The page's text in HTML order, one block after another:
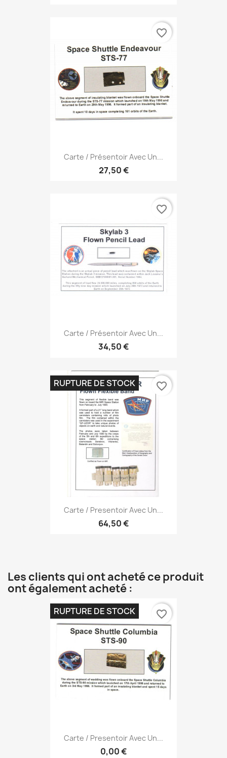
Carte / Présentoir Avec Un...
27,50 €
favorite_border
Carte / Présentoir Avec Un...
34,50 €
favorite_border
Carte / Presentoir Avec Un...
64,50 €
RUPTURE DE STOCK favorite_border
Les clients qui ont acheté ce produit
ont également acheté :
Carte / Presentoir Avec Un...
0,00 €
RUPTURE DE STOCK favorite_border